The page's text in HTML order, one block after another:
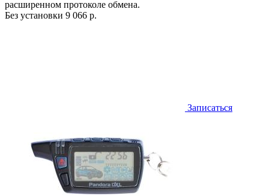
расширенном протоколе обмена.
Без установки 9 066 р.
Записаться